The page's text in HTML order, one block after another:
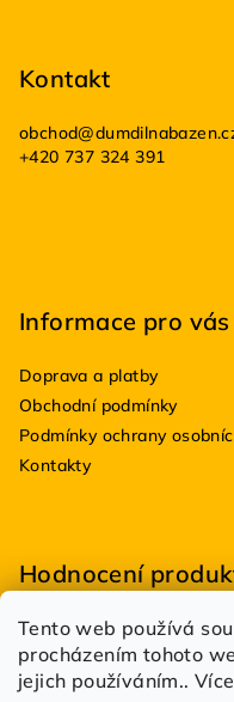
Tento web používá
procházením tohoto
jejich používáním..
Kontakt
obchod@
+420 737 324 391
Informace pro vás
Doprava a platby
Obchodní podmínky
Podmínky ochrany
Kontakty
Hodnocení
BioDRY
Hodnocení
|
Estetik Profi